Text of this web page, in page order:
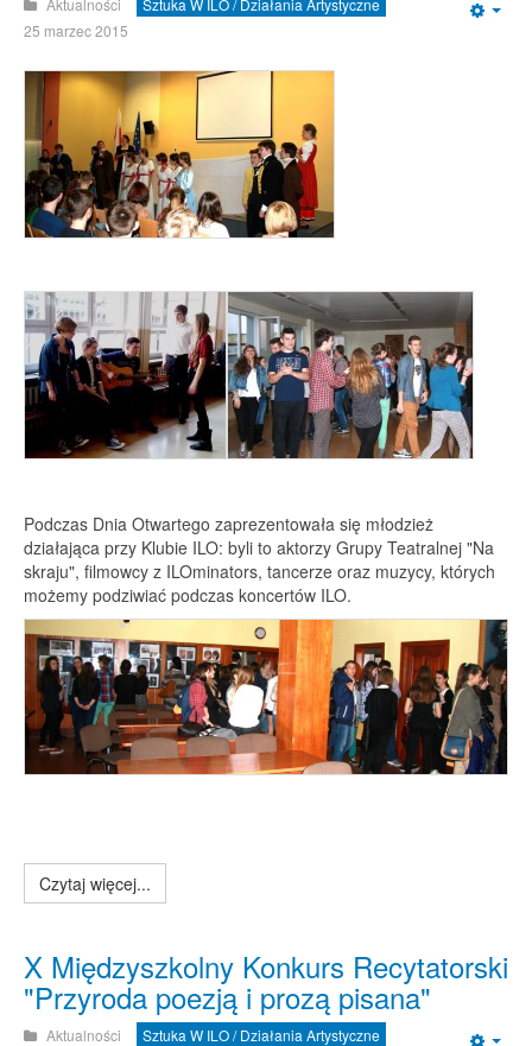
Aktualności
Sztuka W ILO / Działania Artystyczne
25 marzec 2015
Podczas Dnia Otwartego zaprezentowała się młodzież
działająca przy Klubie ILO: byli to aktorzy Grupy Teatralnej "Na
skraju", filmowcy z ILOminators, tancerze oraz muzycy, których
możemy podziwiać podczas koncertów ILO.
Czytaj więcej...
X Międzyszkolny Konkurs Recytatorski
"Przyroda poezją i prozą pisana"
Aktualności
Sztuka W ILO / Działania Artystyczne